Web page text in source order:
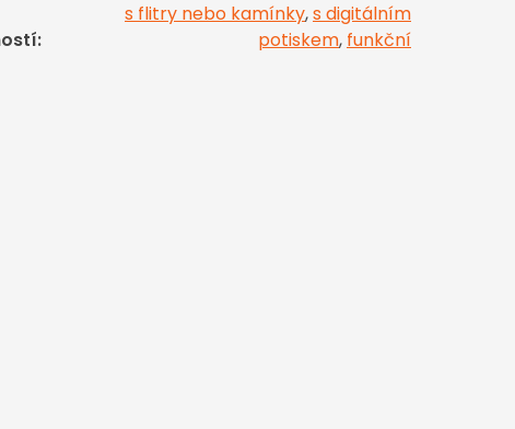
:
s flitry nebo kamínky,s digitálním
potiskem, funkční